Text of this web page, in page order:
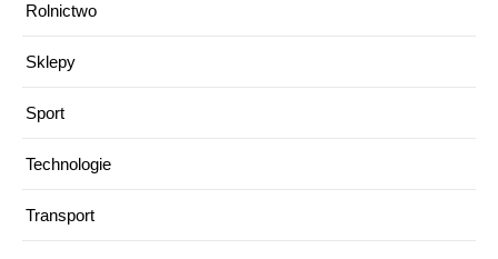
Rolnictwo
Sklepy
Sport
Technologie
Transport